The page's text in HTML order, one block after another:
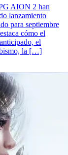
AION 2 han
lanzamiento
para septiembre
cómo el
el
la […]